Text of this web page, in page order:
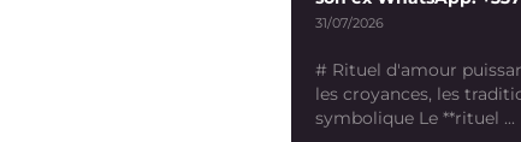
31/07/2026
# Rituel d'amour
les croyances, les
symbolique Le **rituel ...